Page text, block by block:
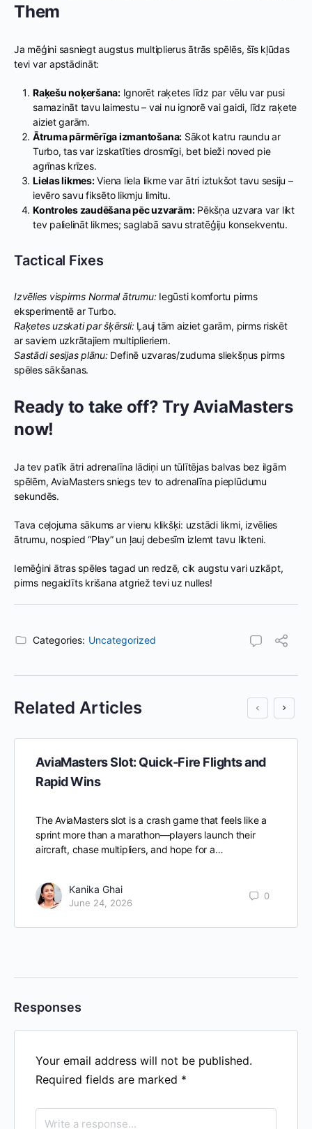
Them
Ja mēģini sasniegt augstus multiplierus ātrās spēlēs, šīs kļūdas
tevi var apstādināt:
Raķešu noķeršana:Ignorēt raķetes līdz par vēlu var pusi
samazināt tavu laimestu – vai nu ignorē vai gaidi, līdz raķete
aiziet garām.
Ātruma pārmērīga izmantošana: Sākot katru raundu ar
Turbo, tas var izskatīties drosmīgi, bet bieži noved pie
agrīnas krīzes.
Lielas likmes:Viena liela likme var ātri iztukšot tavu sesiju –
ievēro savu fiksēto likmju limitu.
Kontroles zaudēšana pēc uzvarām:Pēkšņa uzvara var likt
tev palielināt likmes; saglabā savu stratēģiju konsekventu.
Tactical Fixes
Izvēlies vispirms Normal ātrumu:Iegūsti komfortu pirms
eksperimentē ar Turbo.
Raķetes uzskati par šķērsli:Ļauj tām aiziet garām, pirms riskēt
ar saviem uzkrātajiem multiplieriem.
Sastādi sesijas plānu:Definē uzvaras/zuduma sliekšņus pirms
spēles sākšanas.
Ready to take off? Try AviaMasters
now!
Ja tev patīk ātri adrenalīna lādiņi un tūlītējas balvas bez ilgām
spēlēm, AviaMasters sniegs tev to adrenalīna pieplūdumu
sekundēs.
Tava ceļojuma sākums ar vienu klikšķi: uzstādi likmi, izvēlies
ātrumu, nospied “Play” un ļauj debesīm izlemt tavu likteni.
Iemēģini ātras spēles tagad un redzē, cik augstu vari uzkāpt,
pirms negaidīts krišana atgriež tevi uz nulles!
Categories: Uncategorized
Related Articles
AviaMasters Slot: Quick‑Fire Flights and
Rapid Wins
The AviaMasters slot is a crash game that feels like a
sprint more than a marathon—players launch their
aircraft, chase multipliers, and hope for a…
Kanika Ghai
June 24, 2026
0
Responses
Your email address will not be published.
Required fields are marked *